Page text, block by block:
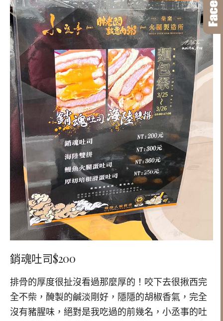
銷魂吐司$200
排骨的厚度很扯沒看過那麼厚的！咬下去很揪西完
全不柴，醃製的鹹淡剛好，隱隱的胡椒香氣，完全
沒有豬腥味，絕對是我吃過的前幾名，小丞事的吐